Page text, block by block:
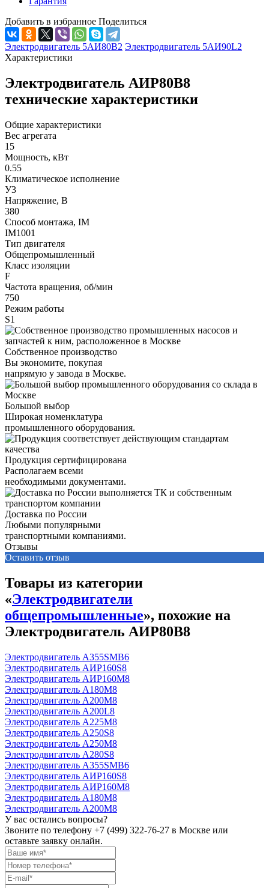
Добавить в избранное Поделиться
Электродвигатель 5АИ80В2 Электродвигатель 5АИ90L2
Характеристики
Электродвигатель АИР80В8
технические характеристики
Общие характеристики
Вес агрегата
15
Мощность, кВт
0.55
Климатическое исполнение
У3
Напряжение, В
380
Способ монтажа, IM
IM1001
Тип двигателя
Общепромышленный
Класс изоляции
F
Частота вращения, об/мин
750
Режим работы
S1
Собственное производство
Вы экономите, покупая
напрямую у завода в Москве.
Большой выбор
Широкая номенклатура
промышленного оборудования.
Продукция сертифицирована
Располагаем всеми
необходимыми документами.
Доставка по России
Любыми популярными
транспортными компаниями.
Отзывы
Оставить отзыв
Товары из категории
«Электродвигатели
общепромышленные», похожие на
Электродвигатель АИР80В8
Электродвигатель А355SМВ6
Электродвигатель АИР160S8
Электродвигатель АИР160М8
Электродвигатель А180М8
Электродвигатель А200М8
Электродвигатель А200L8
Электродвигатель А225М8
Электродвигатель А250S8
Электродвигатель А250М8
Электродвигатель А280S8
Электродвигатель А355SМВ6
Электродвигатель АИР160S8
Электродвигатель АИР160М8
Электродвигатель А180М8
Электродвигатель А200М8
У вас остались вопросы?
Звоните по телефону +7 (499) 322-76-27 в Москве или
оставьте заявку онлайн.